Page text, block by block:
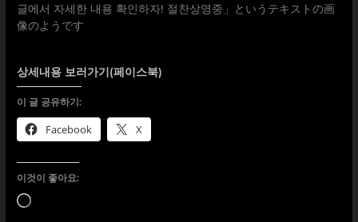
상세내용 보러가기(페이스북)
이 글 공유하기:
Facebook X
이것이 좋아요:
로